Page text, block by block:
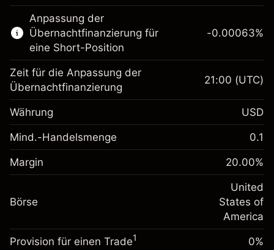
CFDs
Margin. Ihre Investition
$1,000.00
Anpassung der
Übernachtfinanzierung
fremdfinanzierten
(-$1.08)
~$5,000.00
Anpassung der
Übernachtfinanzierung für
eine Short-Position
Margin. Ihre Investition
$1,000.00
Anpassung der
-0.000626
%
(-$0.03)
Positionsgröße mit Hebelwirkung
-0.00063%
Zeit für die Anpassung der
Übernachtfinanzierung
21:00 (UTC)
Währung USD
Mind.-Handelsmenge 0.1
Margin 20.00%
Börse
United
States of
America
Provision für einen Trade1 0%